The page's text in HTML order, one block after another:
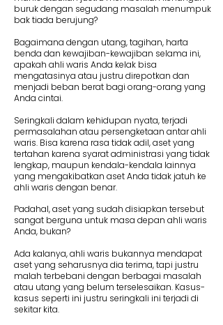
buruk dengan segudang masalah menumpuk
bak tiada berujung?
Bagaimana dengan utang, tagihan, harta
benda dan kewajiban-kewajiban selama ini,
apakah ahli waris Anda kelak bisa
mengatasinya atau justru direpotkan dan
menjadi beban berat bagi orang-orang yang
Anda cintai.
Seringkali dalam kehidupan nyata, terjadi
permasalahan atau persengketaan antar ahli
waris. Bisa karena rasa tidak adil, aset yang
tertahan karena syarat administrasi yang tidak
lengkap, maupun kendala-kendala lainnya
yang mengakibatkan aset Anda tidak jatuh ke
ahli waris dengan benar.
Padahal, aset yang sudah disiapkan tersebut
sangat berguna untuk masa depan ahli waris
Anda, bukan?
Ada kalanya, ahli waris bukannya mendapat
aset yang seharusnya dia terima, tapi justru
malah terbebani dengan berbagai masalah
atau utang yang belum terselesaikan. Kasus-
kasus seperti ini justru seringkali ini terjadi di
sekitar kita.